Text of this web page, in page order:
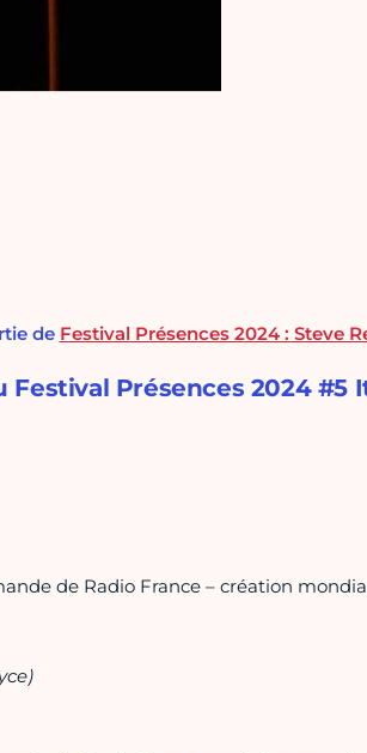
de Festival Présences 2024 : Steve
Festival Présences 2024 #5
de Radio France – création